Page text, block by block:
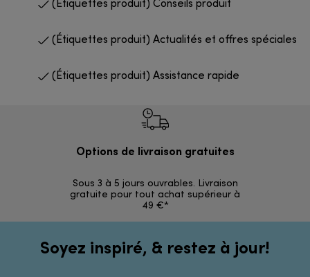
(Étiquettes produit) Conseils produit
(Étiquettes produit) Actualités et offres spéciales
(Étiquettes produit) Assistance rapide
Options de livraison gratuites
Sous 3 à 5 jours ouvrables. Livraison
gratuite pour tout achat supérieur à
49 €*
Soyez inspiré, & restez à jour!